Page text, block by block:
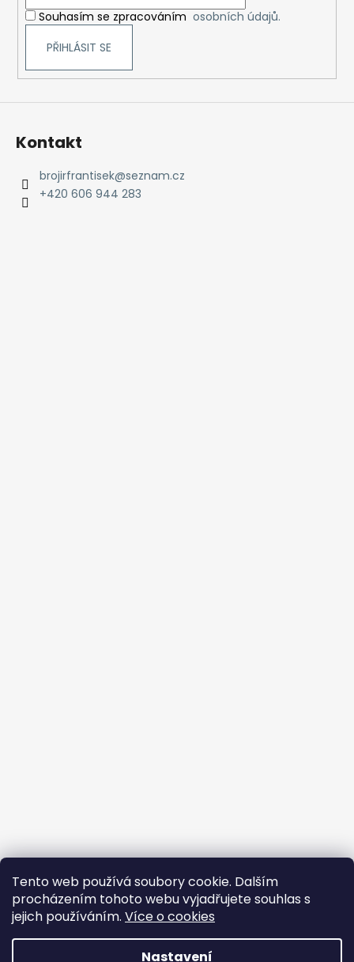
Tento web používá soubory cookie. Dalším
procházením tohoto webu vyjadřujete souhlas s
jejich používáním. Více o cookies
Nastavení
Souhasím se zpracováním osobních údajů.
PŘIHLÁSIT SE
Kontakt
brojirfrantisek@seznam.cz
+420 606 944 283
Vytvořil Shoptet